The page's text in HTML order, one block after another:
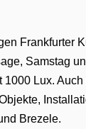
Frankfurter
Samstag
Lux.
Brezele.